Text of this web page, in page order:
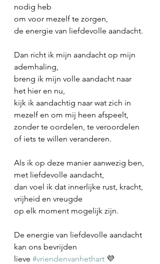
nodig heb
om voor mezelf te zorgen,
de energie van liefdevolle aandacht.
Dan richt ik mijn aandacht op mijn
ademhaling,
breng ik mijn volle aandacht naar
het hier en nu,
kijk ik aandachtig naar wat zich in
mezelf en om mij heen afspeelt,
zonder te oordelen, te veroordelen
of iets te willen veranderen.
Als ik op deze manier aanwezig ben,
met liefdevolle aandacht,
dan voel ik dat innerlijke rust, kracht,
vrijheid en vreugde
op elk moment mogelijk zijn.
De energie van liefdevolle aandacht
kan ons bevrijden
lieve #vriendenvanhethart 💜